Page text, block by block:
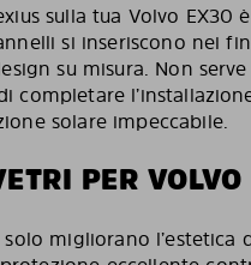
sulla tua Volvo EX30
si inseriscono nei
su misura. Non
completare
solare impeccabile.
PER
migliorano l’estetica